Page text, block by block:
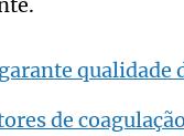
qualidade
de